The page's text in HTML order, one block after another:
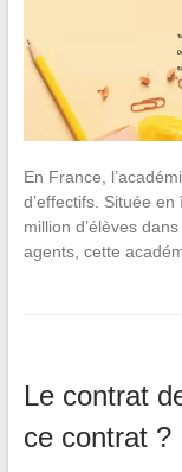
En France,
d’effectifs. Située
million d’élèves
agents, cette
Le contrat
ce contrat ?